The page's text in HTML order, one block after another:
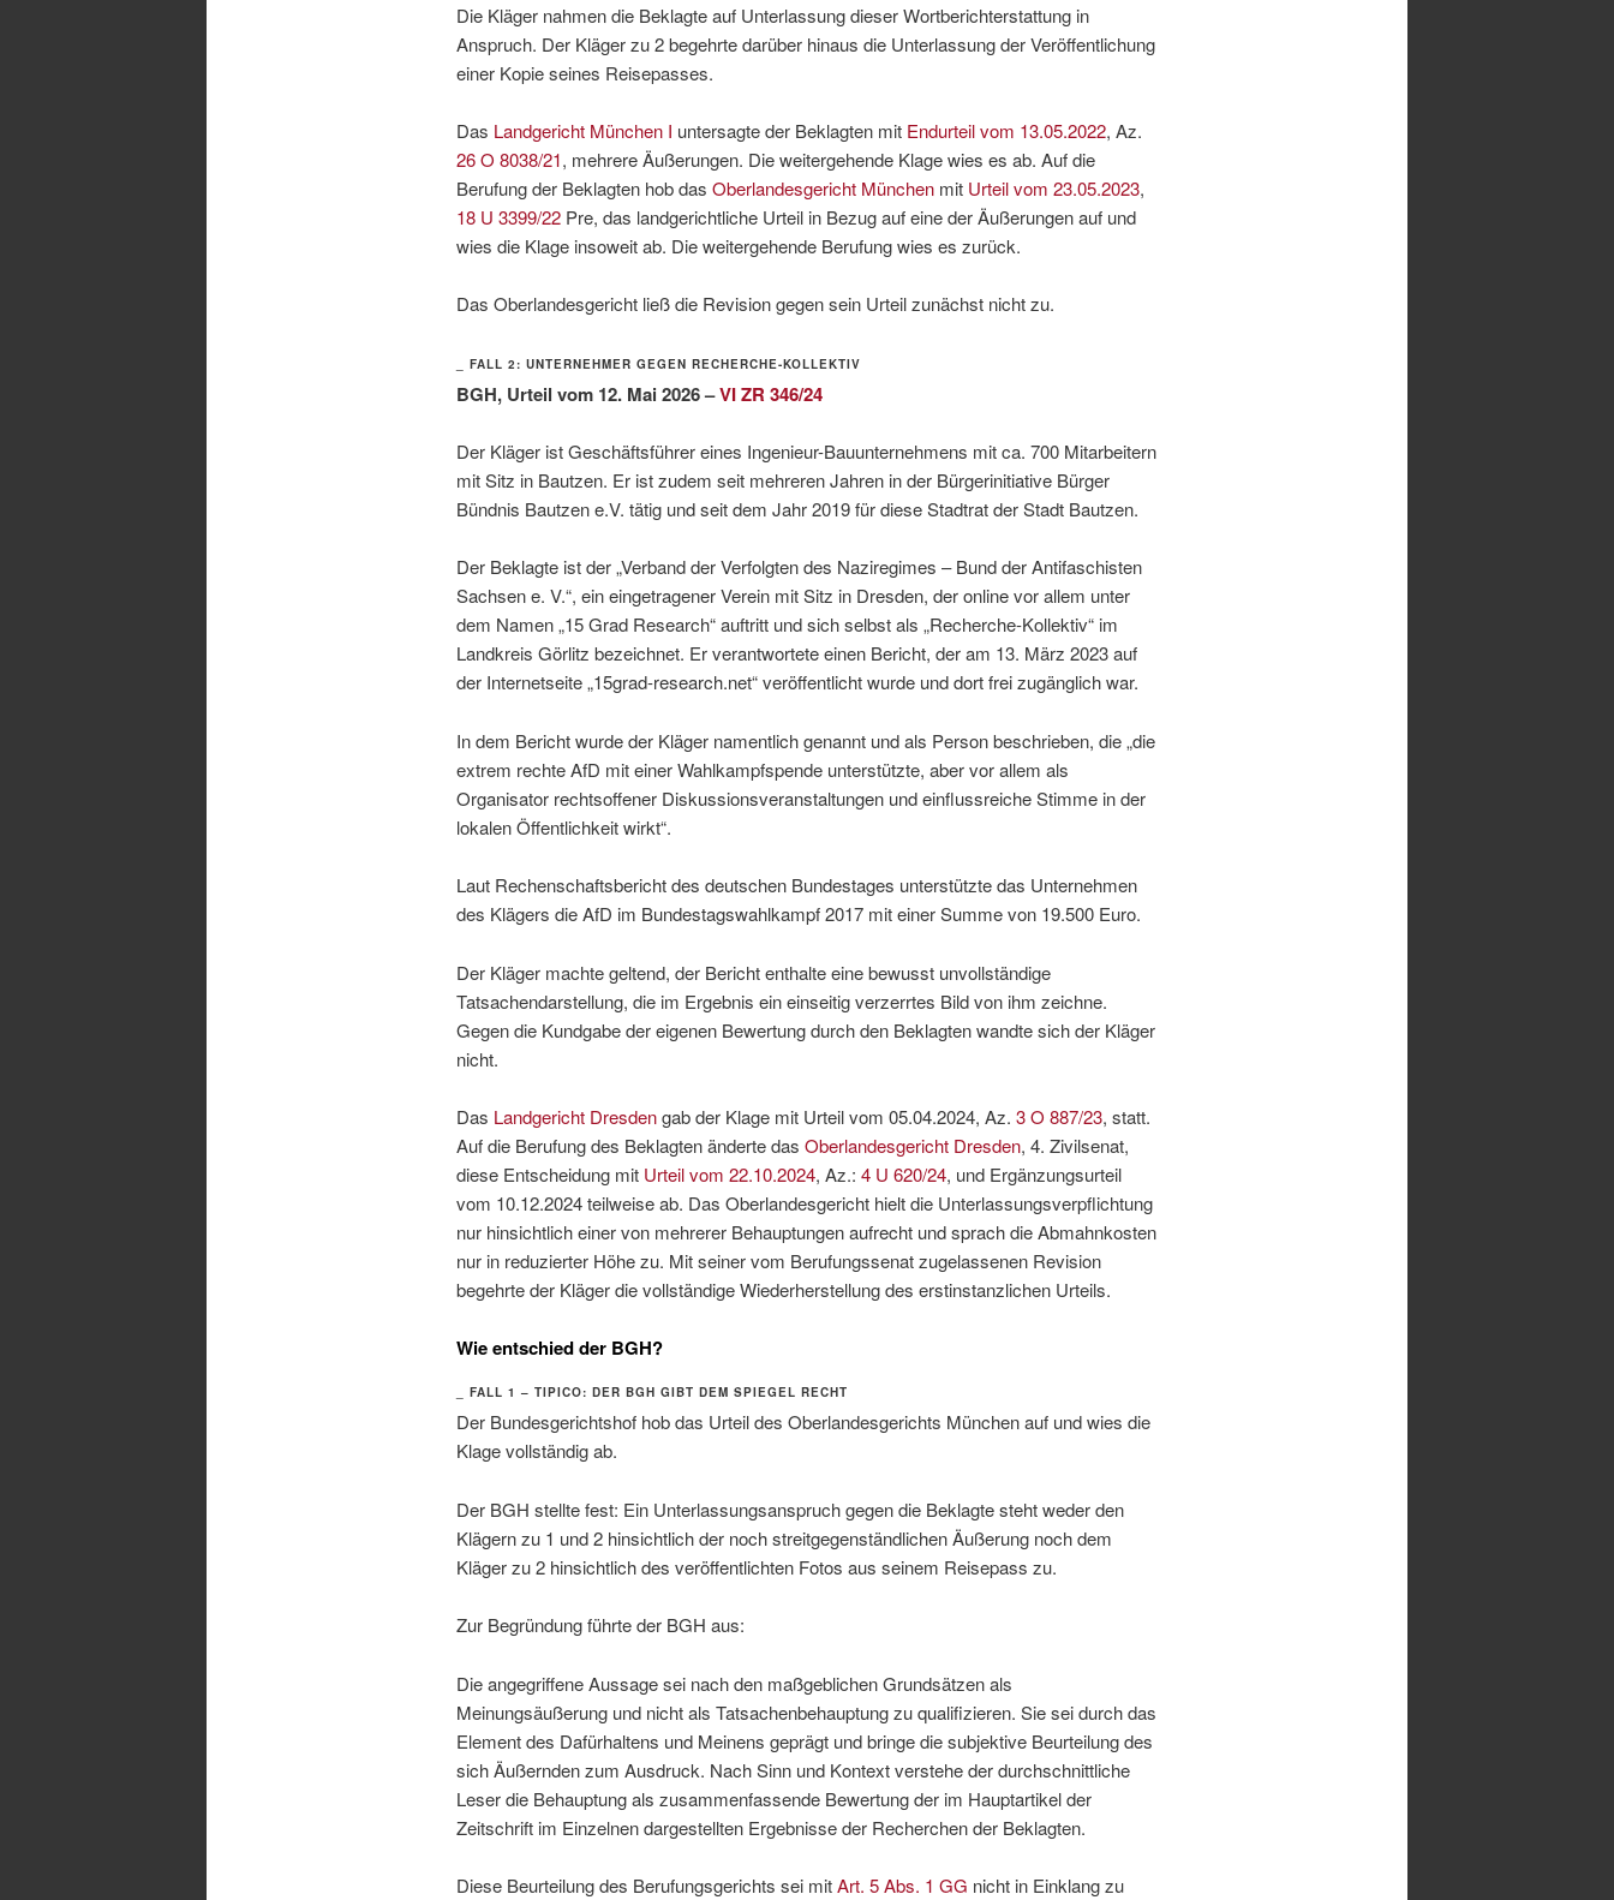
Die Kläger nahmen die Beklagte auf Unterlassung dieser Wortberichterstattung in
Anspruch. Der Kläger zu 2 begehrte darüber hinaus die Unterlassung der Veröffentlichung
einer Kopie seines Reisepasses.
Das Landgericht München I untersagte der Beklagten mit Endurteil vom 13.05.2022, Az.
26 O 8038/21, mehrere Äußerungen. Die weitergehende Klage wies es ab. Auf die
Berufung der Beklagten hob das Oberlandesgericht Münchenmit Urteil vom 23.05.2023,
18 U 3399/22Pre, das landgerichtliche Urteil in Bezug auf eine der Äußerungen auf und
wies die Klage insoweit ab. Die weitergehende Berufung wies es zurück.
Das Oberlandesgericht ließ die Revision gegen sein Urteil zunächst nicht zu.
_ FALL 2: UNTERNEHMER GEGEN RECHERCHE-KOLLEKTIV
BGH, Urteil vom 12. Mai 2026 –VI ZR 346/24
Der Kläger ist Geschäftsführer eines Ingenieur-Bauunternehmens mit ca. 700 Mitarbeitern
mit Sitz in Bautzen. Er ist zudem seit mehreren Jahren in der Bürgerinitiative Bürger
Bündnis Bautzen e.V. tätig und seit dem Jahr 2019 für diese Stadtrat der Stadt Bautzen.
Der Beklagte ist der „Verband der Verfolgten des Naziregimes – Bund der Antifaschisten
Sachsen e. V.“, ein eingetragener Verein mit Sitz in Dresden, der online vor allem unter
dem Namen „15 Grad Research“ auftritt und sich selbst als „Recherche-Kollektiv“ im
Landkreis Görlitz bezeichnet. Er verantwortete einen Bericht, der am 13. März 2023 auf
der Internetseite „15grad-research.net“ veröffentlicht wurde und dort frei zugänglich war.
In dem Bericht wurde der Kläger namentlich genannt und als Person beschrieben, die „die
extrem rechte AfD mit einer Wahlkampfspende unterstützte, aber vor allem als
Organisator rechtsoffener Diskussionsveranstaltungen und einflussreiche Stimme in der
lokalen Öffentlichkeit wirkt“.
Laut Rechenschaftsbericht des deutschen Bundestages unterstützte das Unternehmen
des Klägers die AfD im Bundestagswahlkampf 2017 mit einer Summe von 19.500 Euro.
Der Kläger machte geltend, der Bericht enthalte eine bewusst unvollständige
Tatsachendarstellung, die im Ergebnis ein einseitig verzerrtes Bild von ihm zeichne.
Gegen die Kundgabe der eigenen Bewertung durch den Beklagten wandte sich der Kläger
nicht.
Das Landgericht Dresdengab der Klage mit Urteil vom 05.04.2024, Az. 3 O 887/23, statt.
Auf die Berufung des Beklagten änderte das Oberlandesgericht Dresden, 4. Zivilsenat,
diese Entscheidung mit Urteil vom 22.10.2024, Az.: 4 U 620/24, und Ergänzungsurteil
vom 10.12.2024 teilweise ab. Das Oberlandesgericht hielt die Unterlassungsverpflichtung
nur hinsichtlich einer von mehrerer Behauptungen aufrecht und sprach die Abmahnkosten
nur in reduzierter Höhe zu. Mit seiner vom Berufungssenat zugelassenen Revision
begehrte der Kläger die vollständige Wiederherstellung des erstinstanzlichen Urteils.
Wie entschied der BGH?
_ FALL 1 – TIPICO: DER BGH GIBT DEM SPIEGEL RECHT
Der Bundesgerichtshof hob das Urteil des Oberlandesgerichts München auf und wies die
Klage vollständig ab.
Der BGH stellte fest: Ein Unterlassungsanspruch gegen die Beklagte steht weder den
Klägern zu 1 und 2 hinsichtlich der noch streitgegenständlichen Äußerung noch dem
Kläger zu 2 hinsichtlich des veröffentlichten Fotos aus seinem Reisepass zu.
Zur Begründung führte der BGH aus:
Die angegriffene Aussage sei nach den maßgeblichen Grundsätzen als
Meinungsäußerung und nicht als Tatsachenbehauptung zu qualifizieren. Sie sei durch das
Element des Dafürhaltens und Meinens geprägt und bringe die subjektive Beurteilung des
sich Äußernden zum Ausdruck. Nach Sinn und Kontext verstehe der durchschnittliche
Leser die Behauptung als zusammenfassende Bewertung der im Hauptartikel der
Zeitschrift im Einzelnen dargestellten Ergebnisse der Recherchen der Beklagten.
Diese Beurteilung des Berufungsgerichts sei mitArt. 5 Abs. 1 GG nicht in Einklang zu